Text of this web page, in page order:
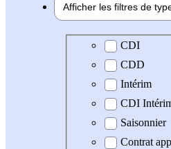
Afficher les filtres de
Type de contrat
CDI
CDD
Intérim
CDI
Saisonnier
Contrat